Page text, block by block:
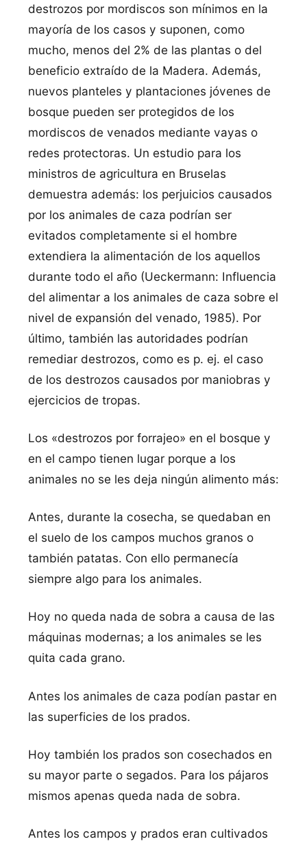
destrozos por mordiscos son mínimos en la
mayoría de los casos y suponen, como
mucho, menos del 2% de las plantas o del
beneficio extraído de la Madera. Además,
nuevos planteles y plantaciones jóvenes de
bosque pueden ser protegidos de los
mordiscos de venados mediante vayas o
redes protectoras. Un estudio para los
ministros de agricultura en Bruselas
demuestra además: los perjuicios causados
por los animales de caza podrían ser
evitados completamente si el hombre
extendiera la alimentación de los aquellos
durante todo el año (Ueckermann: Influencia
del alimentar a los animales de caza sobre el
nivel de expansión del venado, 1985). Por
último, también las autoridades podrían
remediar destrozos, como es p. ej. el caso
de los destrozos causados por maniobras y
ejercicios de tropas.
Los «destrozos por forrajeo» en el bosque y
en el campo tienen lugar porque a los
animales no se les deja ningún alimento más:
Antes, durante la cosecha, se quedaban en
el suelo de los campos muchos granos o
también patatas. Con ello permanecía
siempre algo para los animales.
Hoy no queda nada de sobra a causa de las
máquinas modernas; a los animales se les
quita cada grano.
Antes los animales de caza podían pastar en
las superficies de los prados.
Hoy también los prados son cosechados en
su mayor parte o segados. Para los pájaros
mismos apenas queda nada de sobra.
Antes los campos y prados eran cultivados